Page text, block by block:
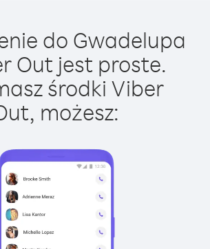
do Gwadelupa
Out jest proste.
środki Viber
możesz: